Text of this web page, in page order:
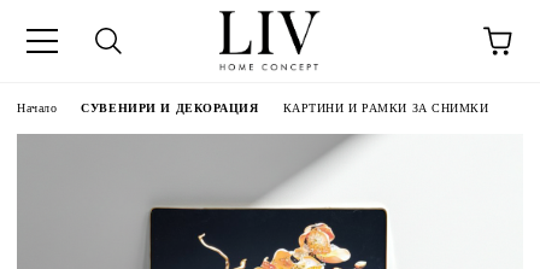
Начало СУВЕНИРИ И ДЕКОРАЦИЯ КАРТИНИ И РАМКИ ЗА СНИМКИ